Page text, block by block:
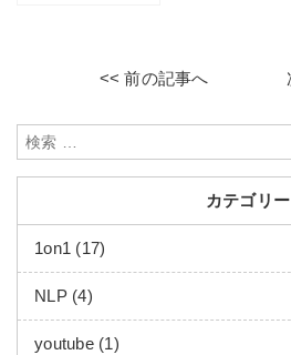
<< 前の記事へ
カテゴリー
1on1 (17)
NLP (4)
youtube (1)